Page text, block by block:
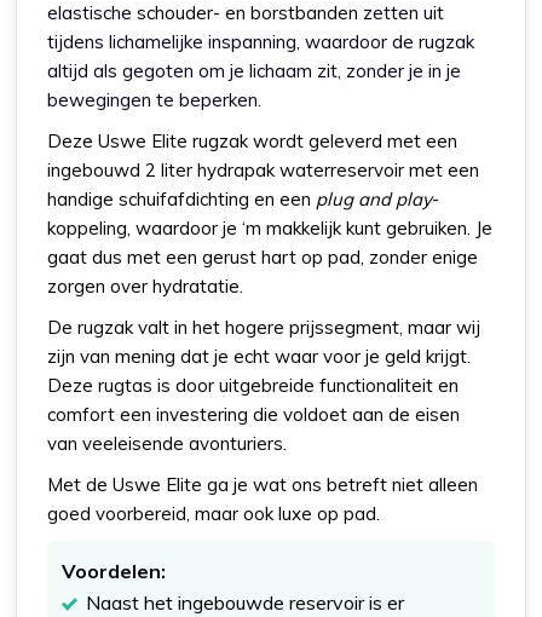
elastischeschouder- en borstbanden zetten uit
tijdens lichamelijke inspanning, waardoor de rugzak
altijd als gegoten om je lichaam zit, zonder je in je
bewegingen te beperken.
Deze Uswe Elite rugzak wordt geleverd met een
ingebouwd 2 liter hydrapak waterreservoir met een
handige schuifafdichting en een plug and play-
koppeling, waardoor je ‘m makkelijk kunt gebruiken. Je
gaat dus met een gerust hart op pad, zonder enige
zorgen over hydratatie.
De rugzak valt in het hogere prijssegment, maar wij
zijn van mening dat je echt waar voor je geld krijgt.
Deze rugtas is door uitgebreide functionaliteit en
comfort een investering die voldoet aan de eisen
van veeleisende avonturiers.
Met de Uswe Elite ga je wat ons betreft niet alleen
goed voorbereid, maar ook luxe op pad.
Voordelen:
Naast het ingebouwde reservoir is er